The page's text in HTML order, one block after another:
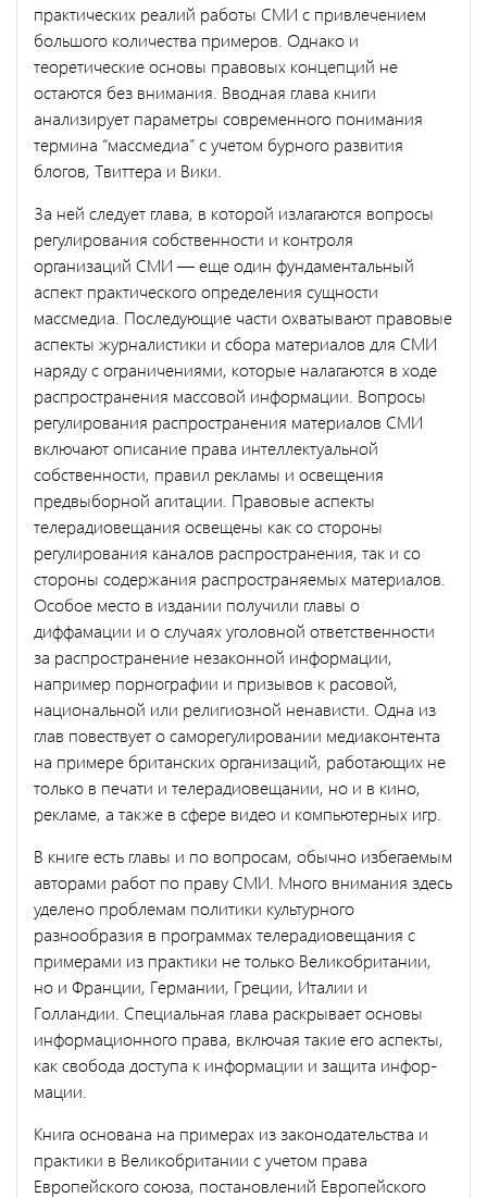
практиче­ских реалий работы СМИ с привлечением
большого количества примеров. Однако и
теоретические основы правовых концепций не
остаются без внимания. Вводная глава книги
анализирует пара­метры современного понимания
термина “массмедиа” с учетом бурного развития
блогов, Твиттера и Вики.
За ней следует глава, в которой излагаются вопросы
регулиро­вания собственности и контроля
организаций СМИ — еще один фундаментальный
аспект практического определения сущности
массмедиа. Последующие части охватывают правовые
аспекты журналистики и сбора материалов для СМИ
наряду с ограничени­ями, которые налагаются в ходе
распространения массовой ин­формации. Вопросы
регулирования распространения материалов СМИ
включают описание права интеллектуальной
собственности, правил рекламы и освещения
предвыборной агитации. Правовые аспекты
телерадиовещания освещены как со стороны
регулирова­ния каналов распространения, так и со
стороны содержания рас­пространяемых материалов.
Особое место в издании получили главы о
диффамации и о случаях уголовной ответственности
за распространение незаконной информации,
например порнографии и призывов к расовой,
национальной или религиозной ненависти. Одна из
глав повествует о саморегулировании медиаконтента
на примере британских организаций, работающих не
только в печати и телерадиовещании, но и в кино,
рекламе, а также в сфере видео и компьютерных игр.
В книге есть главы и по вопросам, обычно избегаемым
авторами работ по праву СМИ. Много внимания здесь
уделено проблемам политики культурного
разнообразия в программах телерадиовеща­ния с
примерами из практики не только Великобритании,
но и Франции, Германии, Греции, Италии и
Голландии. Специальная глава раскрывает основы
информационного права, включая такие его аспекты,
как свобода доступа к информации и защита инфор­
мации.
Книга основана на примерах из законодательства и
практики в Великобритании с учетом права
Европейского союза, постановле­ний Европейского